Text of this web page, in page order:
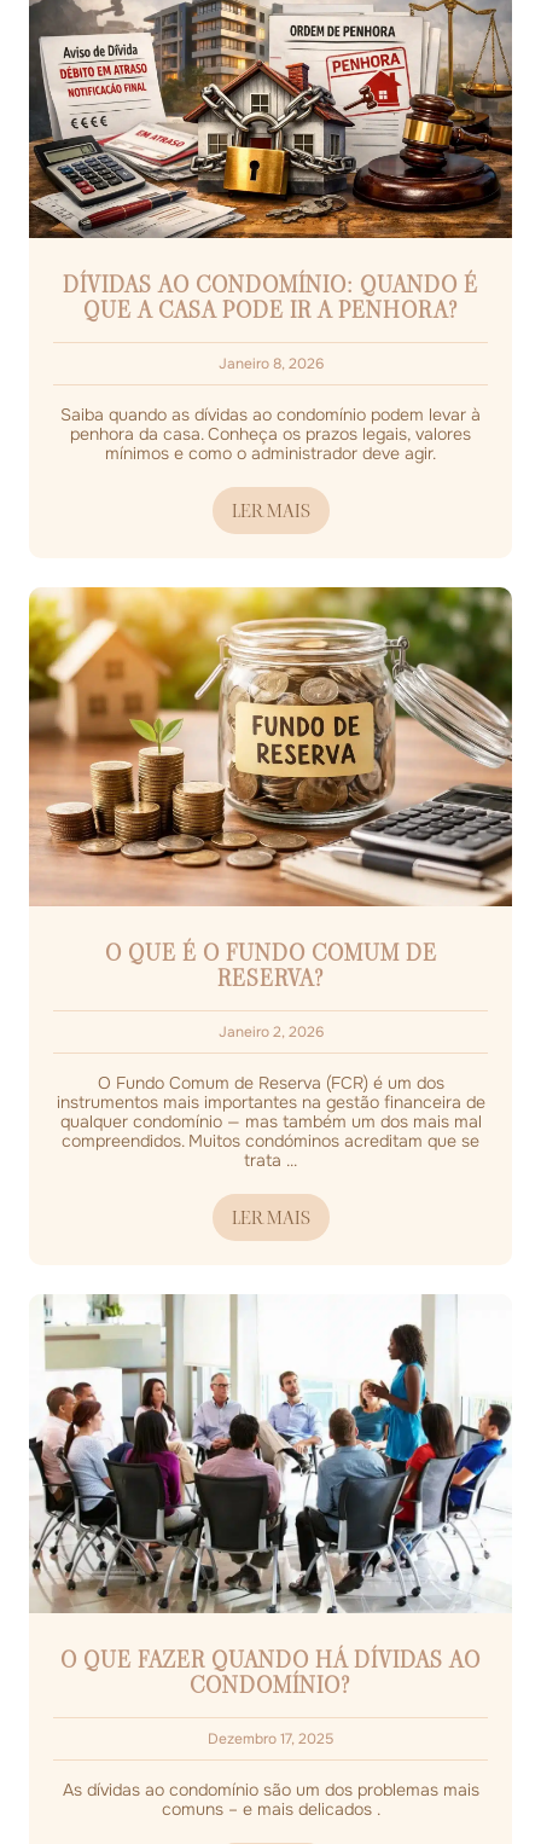
DÍVIDAS AO CONDOMÍNIO: QUANDO É
QUE A CASA PODE IR A PENHORA?
Janeiro 8, 2026
Saiba quando as dívidas ao condomínio podem levar à
penhora da casa. Conheça os prazos legais, valores
mínimos e como o administrador deve agir.
LER MAIS
O QUE É O FUNDO COMUM DE
RESERVA?
Janeiro 2, 2026
O Fundo Comum de Reserva (FCR) é um dos
instrumentos mais importantes na gestão financeira de
qualquer condomínio — mas também um dos mais mal
compreendidos. Muitos condóminos acreditam que se
trata ...
LER MAIS
O QUE FAZER QUANDO HÁ DÍVIDAS AO
CONDOMÍNIO?
Dezembro 17, 2025
As dívidas ao condomínio são um dos problemas mais
comuns – e mais delicados .